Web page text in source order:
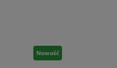
Nowość